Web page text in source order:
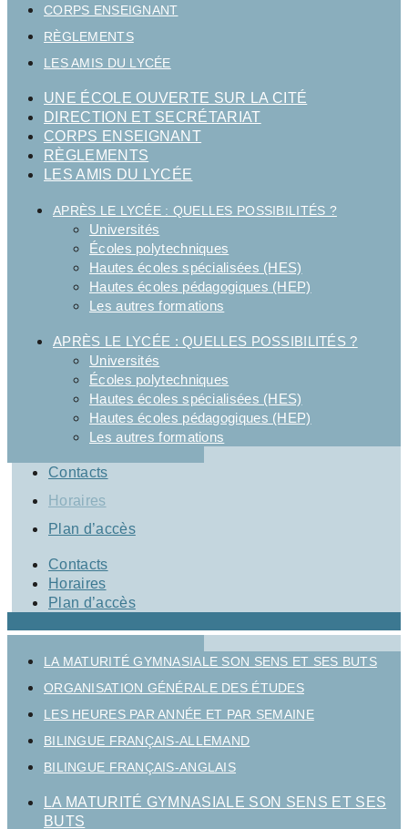
CORPS ENSEIGNANT
RÈGLEMENTS
LES AMIS DU LYCÉE
UNE ÉCOLE OUVERTE SUR LA CITÉ
DIRECTION ET SECRÉTARIAT
CORPS ENSEIGNANT
RÈGLEMENTS
LES AMIS DU LYCÉE
APRÈS LE LYCÉE : QUELLES POSSIBILITÉS ?
Universités
Écoles polytechniques
Hautes écoles spécialisées (HES)
Hautes écoles pédagogiques (HEP)
Les autres formations
APRÈS LE LYCÉE : QUELLES POSSIBILITÉS ?
Universités
Écoles polytechniques
Hautes écoles spécialisées (HES)
Hautes écoles pédagogiques (HEP)
Les autres formations
Contacts
Horaires
Plan d’accès
Contacts
Horaires
Plan d’accès
LA MATURITÉ GYMNASIALE SON SENS ET SES BUTS
ORGANISATION GÉNÉRALE DES ÉTUDES
LES HEURES PAR ANNÉE ET PAR SEMAINE
BILINGUE FRANÇAIS-ALLEMAND
BILINGUE FRANÇAIS-ANGLAIS
LA MATURITÉ GYMNASIALE SON SENS ET SES
BUTS